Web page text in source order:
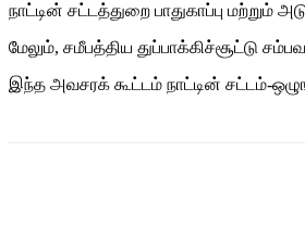
நாட்டின் சட்டத்துறை பாதுகாப்பு
மேலும், சமீபத்திய துப்பாக்கிச்சூட்டு
இந்த அவசரக் கூட்டம் நாட்டின் சட்டம்-